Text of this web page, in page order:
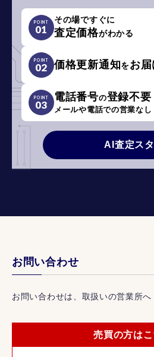
POINT
01
その場ですぐに
査定価格がわかる
POINT
02 価格更新通知をお届
POINT
03
電話番号の登録不要
メールや電話での営業なし
AI査定ス
お問い合わせ
お問い合わせは、取扱いの営業所へ
売買の方はこ